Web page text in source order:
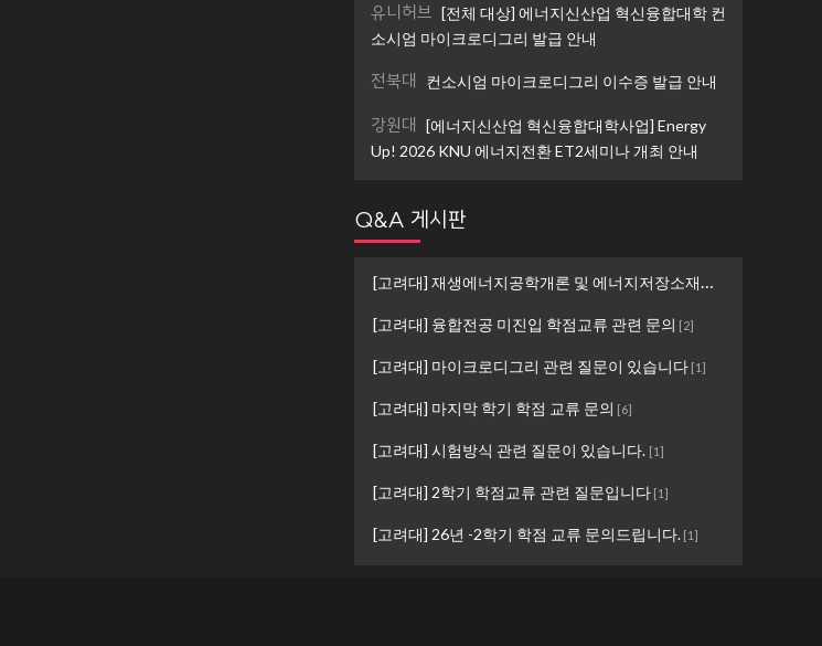
유니허브 [전체 대상] 에너지신산업 혁신융합대학 컨
소시엄 마이크로디그리 발급 안내
전북대 컨소시엄 마이크로디그리 이수증 발급 안내
강원대
[에너지신산업 혁신융합대학사업] Energy
Up! 2026 KNU 에너지전환 ET2세미나 개최 안내
Q&A 게시판
[고려대] 재생에너지공학개론 및 에너지저장소재설계 ...
[고려대] 융합전공 미진입 학점교류 관련 문의 [2]
[고려대] 마이크로디그리 관련 질문이 있습니다[1]
[고려대] 마지막 학기 학점 교류 문의 [6]
[고려대] 시험방식 관련 질문이 있습니다. [1]
[고려대] 2학기 학점교류 관련 질문입니다[1]
[고려대] 26년 -2학기 학점 교류 문의드립니다.[1]